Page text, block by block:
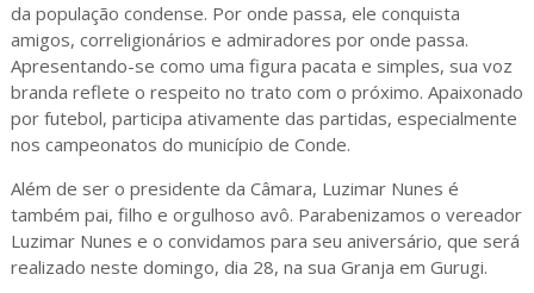
da população condense. Por onde passa, ele conquista
amigos, correligionários e admiradores por onde passa.
Apresentando-se como uma figura pacata e simples, sua voz
branda reflete o respeito no trato com o próximo. Apaixonado
por futebol, participa ativamente das partidas, especialmente
nos campeonatos do município de Conde.
Além de ser o presidente da Câmara, Luzimar Nunes é
também pai, filho e orgulhoso avô. Parabenizamos o vereador
Luzimar Nunes e o convidamos para seu aniversário, que será
realizado neste domingo, dia 28, na sua Granja em Gurugi.